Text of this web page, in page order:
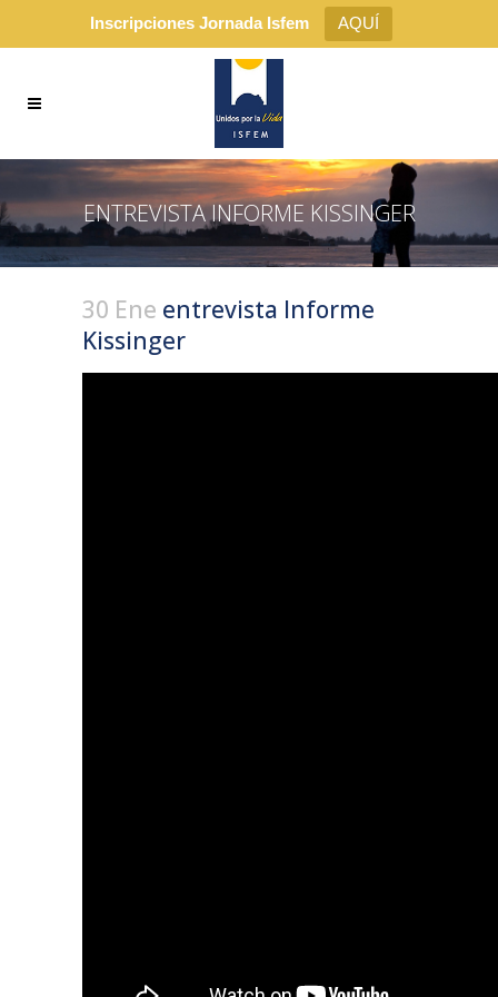
Inscripciones Jornada Isfem AQUÍ
ENTREVISTA INFORME KISSINGER
30 Ene entrevista Informe
Kissinger